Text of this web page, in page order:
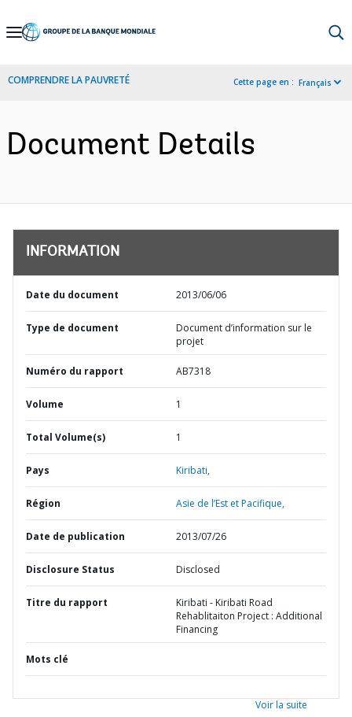
Skip
Navigation
COMPRENDRE LA PAUVRETÉ Cette page en : Français
Document Details
INFORMATION
Date du document 2013/06/06
Type de document
Document d’information sur le
projet
Numéro du rapport AB7318
Volume 1
Total Volume(s) 1
Pays Kiribati,
Région Asie de l’Est et Pacifique,
Date de publication 2013/07/26
Disclosure Status Disclosed
Titre du rapport
Kiribati - Kiribati Road
Rehablitaiton Project : Additional
Financing
Mots clé
Voir la suite